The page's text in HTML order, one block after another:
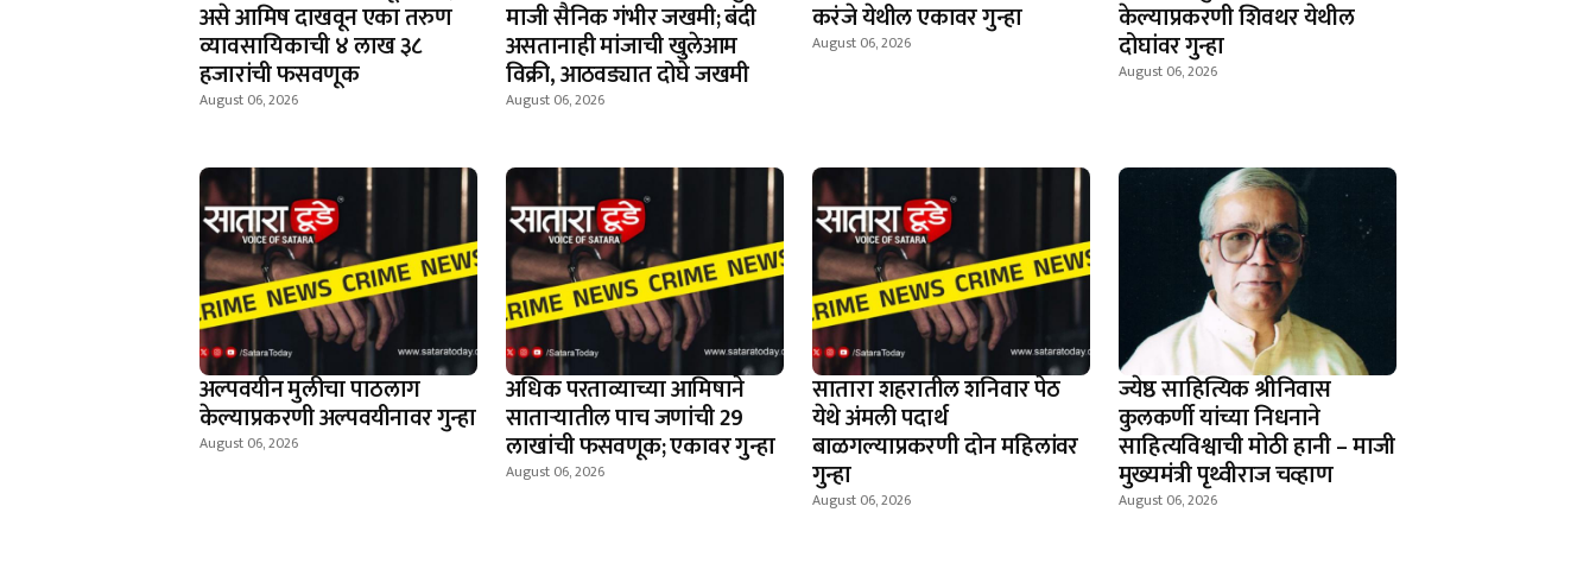
असे आमिष दाखवून एका तरुण
व्यावसायिकाची ४ लाख ३८
हजारांची फसवणूक
August 06, 2026
माजी सैनिक गंभीर जखमी; बंदी
असतानाही मांजाची खुलेआम
विक्री, आठवड्यात दोघे जखमी
August 06, 2026
करंजे येथील एकावर गुन्हा
August 06, 2026
केल्याप्रकरणी शिवथर येथील
दोघांवर गुन्हा
August 06, 2026
अल्पवयीन मुलीचा पाठलाग
केल्याप्रकरणी अल्पवयीनावर गुन्हा
August 06, 2026
अधिक परताव्याच्या आमिषाने
साताऱ्यातील पाच जणांची 29
लाखांची फसवणूक; एकावर गुन्हा
August 06, 2026
सातारा शहरातील शनिवार पेठ
येथे अंमली पदार्थ
बाळगल्याप्रकरणी दोन महिलांवर
गुन्हा
August 06, 2026
ज्येष्ठ साहित्यिक श्रीनिवास
कुलकर्णी यांच्या निधनाने
साहित्यविश्वाची मोठी हानी – माजी
मुख्यमंत्री पृथ्वीराज चव्हाण
August 06, 2026